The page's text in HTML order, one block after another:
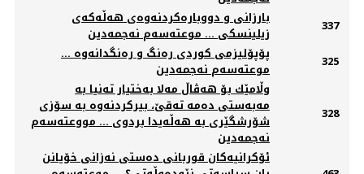
بارزانی و دووبارەكردنەوەی هەڵەكەی
زیلینسكی ... موعتەسەم نەجمەدین
337
پۆپۆلیزمی كوردی رەنگ و رەنگدانەوە ...
موعتەسەم نەجمەدین
325
وڵامێك بۆ هەڤاڵ مەلا بەختیار تەنیا بە
مەبەستی دەمە تەقێ، بیركردنەوە بە سۆزی
شۆرشگێری بە هەڵەیدا بردوی ... مووعتەسەم
نەجمەدین
328
ئۆكرانیەكان قوربانی دەستی نەزانی خۆیانن